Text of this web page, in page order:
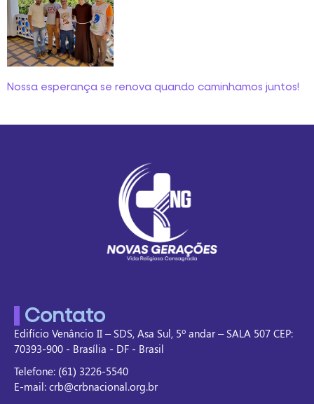
Nossa esperança se renova quando caminhamos juntos!
Contato
Edifício Venâncio II – SDS, Asa Sul, 5º andar – SALA 507 CEP:
70393-900 - Brasília - DF - Brasil
Telefone: (61) 3226-5540
E-mail: crb@crbnacional.org.br